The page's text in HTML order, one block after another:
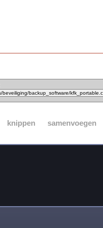
knippen samenvoegen